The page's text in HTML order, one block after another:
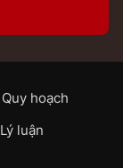
hoạch
luận